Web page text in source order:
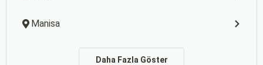
Manisa
Daha Fazla Göster